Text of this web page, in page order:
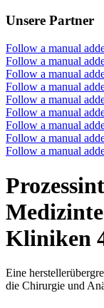
Unsere Partner
Follow a manual
Follow a manual
Follow a manual
Follow a manual
Follow a manual
Follow a manual
Follow a manual
Follow a manual
Follow a manual
Kliniken
Eine
die Chirurgie und